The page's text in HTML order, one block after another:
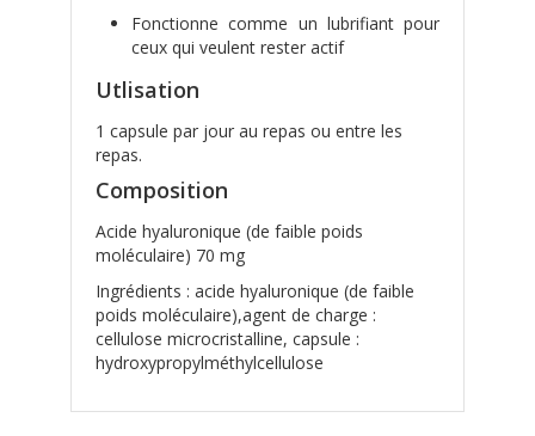
Fonctionne comme un lubrifiant pour
ceux qui veulent rester actif
Utlisation
1 capsule par jour au repas ou entre les
repas.
Composition
Acide hyaluronique (de faible poids
moléculaire) 70 mg
Ingrédients : acide hyaluronique (de faible
poids moléculaire),agent de charge :
cellulose microcristalline, capsule :
hydroxypropylméthylcellulose